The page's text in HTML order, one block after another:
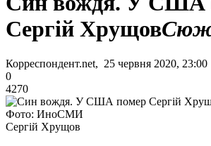
Сергій Хрущов
Корреспондент.net, 25 червня 2020, 23:00
0
4270
Фото: ИноСМИ
Сергій Хрущов